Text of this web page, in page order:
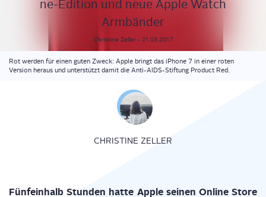
ne-Edi­ti­on und neue Apple Watch
Armbänder
Christine Zeller - 21.03.2017
Rot werden für einen guten Zweck: Apple bringt das iPhone 7 in einer roten
Version heraus und unterstützt damit die Anti-AIDS-Stiftung Product Red.
CHRISTINE ZELLER
Fünf­ein­halb Stun­den hat­te Apple sei­nen Online Store